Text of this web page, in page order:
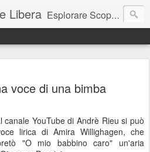
Libera Esplorare Scoprire Creare
attualità
voce di una bimba
YouTube di Andrè Rieu si può
lirica di Amira Willighagen, che
"O mio babbino caro" un'aria